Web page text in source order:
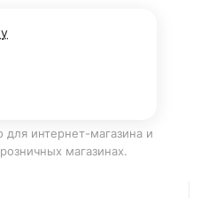
для интернет-магазина и
магазинах.